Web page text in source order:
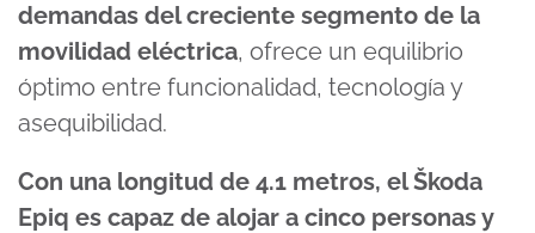
demandas del creciente segmento de la
movilidad eléctrica, ofrece un equilibrio
óptimo entre funcionalidad, tecnología y
asequibilidad.
Con una longitud de 4.1 metros, el Škoda
Epiq es capaz de alojar a cinco personas y